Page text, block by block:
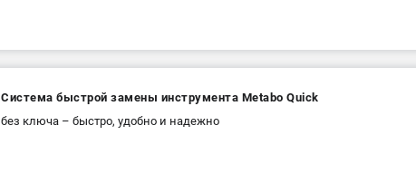
Система быстрой замены инструмента Metabo Quick
без ключа – быстро, удобно и надежно